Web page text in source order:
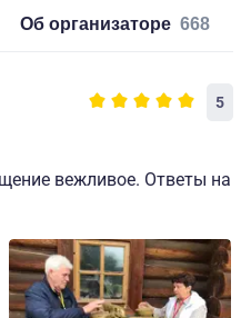
об организаторе 668
5
вежливое. Ответы на